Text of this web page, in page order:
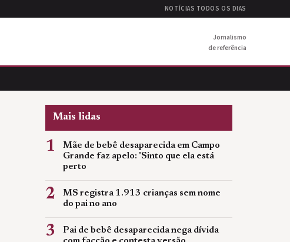
NOTÍCIAS TODOS OS DIAS
Jornalismo
de referência
Mais lidas
1
Mãe de bebê desaparecida em Campo
Grande faz apelo: 'Sinto que ela está
perto
2
MS registra 1.913 crianças sem nome
do pai no ano
3
Pai de bebê desaparecida nega dívida